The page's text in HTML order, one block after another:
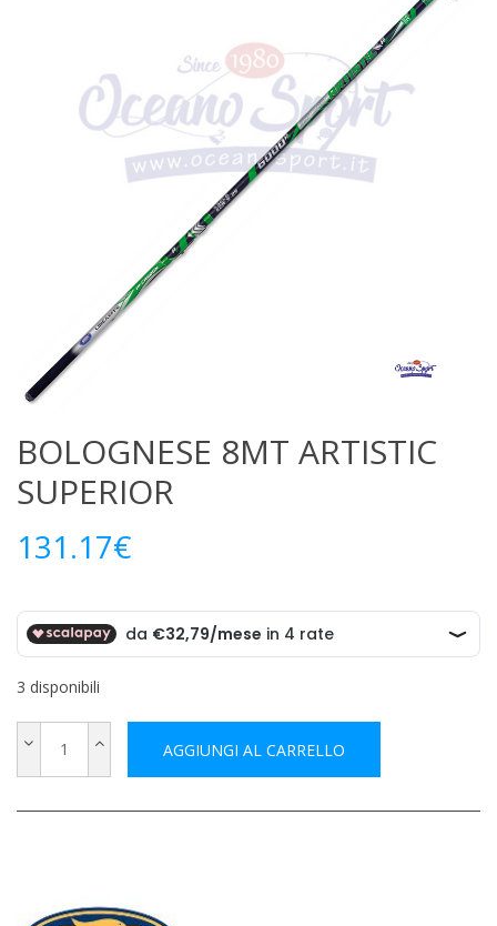
BOLOGNESE 8MT ARTISTIC
SUPERIOR
131.17€
3 disponibili
AGGIUNGI AL CARRELLO